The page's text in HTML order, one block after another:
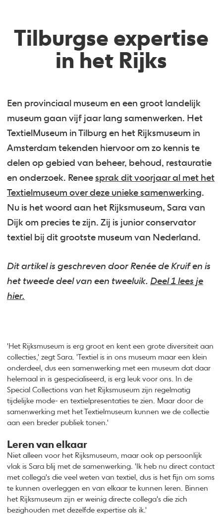
Tilburgse expertise
in het Rijks
Een provinciaal museum en een groot landelijk
museum gaan vijf jaar lang samenwerken. Het
TextielMuseum in Tilburg en het Rijksmuseum in
Amsterdam tekenden hiervoor om zo kennis te
delen op gebied van beheer, behoud, restauratie
en onderzoek. Reneesprak dit voorjaar al met het
Textielmuseum over deze unieke samenwerking.
Nu is het woord aan het Rijksmuseum, Sara van
Dijk om precies te zijn. Zij is junior conservator
textiel bij dit grootste museum van Nederland.
Dit artikel is geschreven door Renée de Kruif en is
het tweede deel van een tweeluik. Deel 1 lees je
hier.
'Het Rijksmuseum is erg groot en kent een grote diversiteit aan
collecties,' zegt Sara. 'Textiel is in ons museum maar een klein
onderdeel, dus een samenwerking met een museum dat daar
helemaal in is gespecialiseerd, is erg leuk voor ons. In de
Special Collections van het Rijksmuseum zijn regelmatig
tijdelijke mode- en textielpresentaties te zien. Maar door de
samenwerking met het Textielmuseum kunnen we de collectie
aan een breder publiek tonen.'
Leren van elkaar
Niet alleen voor het Rijksmuseum, maar ook op persoonlijk
vlak is Sara blij met de samenwerking. 'Ik heb nu direct contact
met collega's die veel weten van textiel, dus is het fijn om soms
te kunnen overleggen en van elkaar te kunnen leren. Binnen
het Rijksmuseum zijn er weinig directe collega's die zich
bezighouden met dezelfde expertise als ik.'